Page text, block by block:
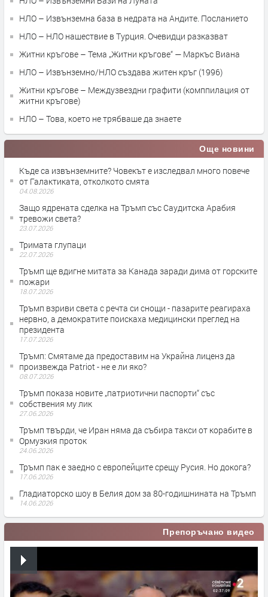
НЛО – Извънземна база в недрата на Андите. Посланието
НЛО – НЛО нашествие в Турция. Очевидци разказват
Житни кръгове – Тема „Житни кръгове“ — Маркъс Виана
НЛО – Извънземно/НЛО създава житен кръг (1996)
Житни кръгове – Междузвездни графити (комппилация от
житни кръгове)
НЛО – Това, което не трябваше да знаете
Още новини
Къде са извънземните? Човекът е изследвал много повече
от Галактиката, отколкото смята
04.08.2026
Защо ядрената сделка на Тръмп със Саудитска Арабия
тревожи света?
23.07.2026
Тримата глупаци
22.07.2026
Тръмп ще вдигне митата за Канада заради дима от горските
пожари
18.07.2026
Тръмп взриви света с речта си снощи - пазарите реагираха
нервно, а демократите поискаха медицински преглед на
президента
17.07.2026
Тръмп: Смятаме да предоставим на Украйна лиценз да
произвежда Patriot - не е ли яко?
08.07.2026
Тръмп показа новите „патриотични паспорти“ със
собствения му лик
27.06.2026
Тръмп твърди, че Иран няма да събира такси от корабите в
Ормузкия проток
24.06.2026
Тръмп пак е заедно с европейците срещу Русия. Но докога?
17.06.2026
Гладиаторско шоу в Белия дом за 80-годишнината на Тръмп
14.06.2026
Препоръчано видео